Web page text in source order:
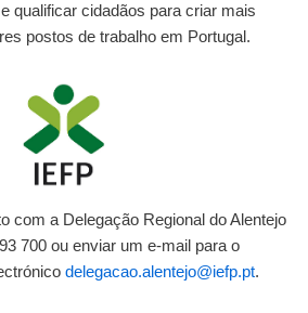
qualificar cidadãos para criar mais
postos de trabalho em Portugal.
com a Delegação Regional do Alentejo
700 ou enviar um e-mail para o
delegacao.alentejo@iefp.pt.